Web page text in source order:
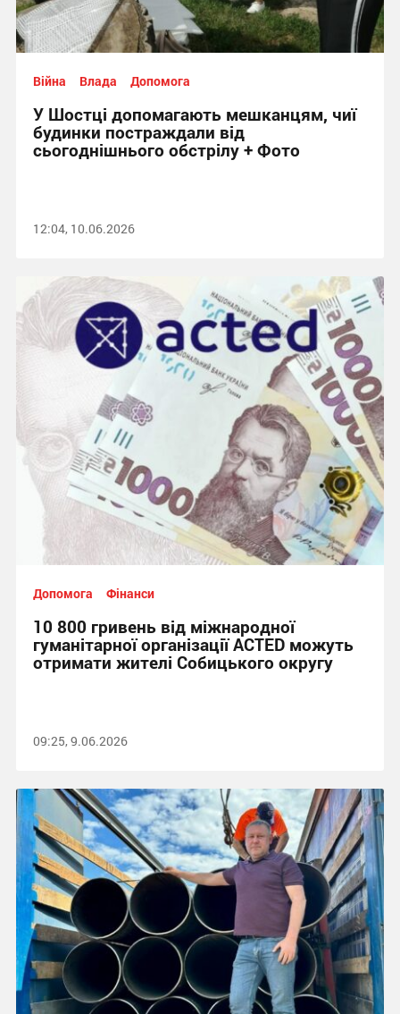
Війна Влада Допомога
У Шостці допомагають мешканцям, чиї
будинки постраждали від
сьогоднішнього обстрілу + Фото
12:04, 10.06.2026
Допомога Фінанси
10 800 гривень від міжнародної
гуманітарної організації ACTED можуть
отримати жителі Собицького округу
09:25, 9.06.2026